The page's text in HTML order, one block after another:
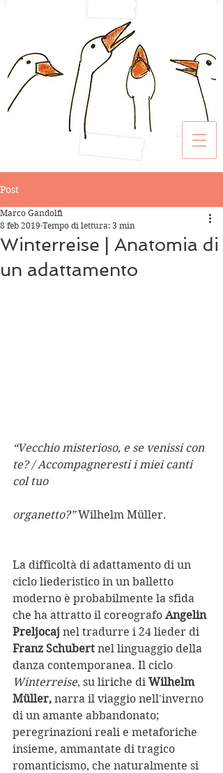
Post
Winterreise | Anatomia di
un adattamento
Marco Gandolfi
8 feb 2019 Tempo di lettura: 3 min
“Vecchio misterioso, e se venissi con
te? / Accompagneresti i miei canti
col tuo
organetto?” Wilhelm Müller.
La difficoltà di adattamento di un
ciclo liederistico in un balletto
moderno è probabilmente la sfida
che ha attratto il coreografo Angelin
Preljocaj nel tradurre i 24 lieder di
Franz Schubert nel linguaggio della
danza contemporanea. Il ciclo
Winterreise, su liriche di Wilhelm
Müller, narra il viaggio nell'inverno
di un amante abbandonato;
peregrinazioni reali e metaforiche
insieme, ammantate di tragico
romanticismo, che naturalmente si